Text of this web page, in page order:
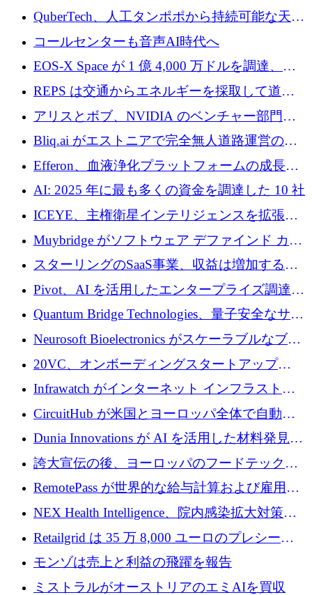
る: イノベーション リーダーが Nexus
Luxembourg 2026 に集まる理由
QuberTech、人工タンポポから持続可能な天然
ゴムを開発するために 340 万ポンドを調達
コールセンターも音声AI時代へ
EOS-X Space が 1 億 4,000 万ドルを調達、
Mistral が Emmi AI を買収、Bliq がエストニア
での完全無人道路運営を承認
REPS は交通からエネルギーを採取して道路
を発電所に変えるために 2,360 万ドルを調達
アリスとボブ、NVIDIA のベンチャー部門か
らの投資でシリーズ B を拡大
Bliq.ai がエストニアで完全無人道路運営の承
認を獲得
Efferon、血液浄化プラットフォームの成長に
250万ユーロを確保
AI: 2025 年に最も多くの資金を調達した 10 社
ICEYE、主権衛星インテリジェンスを拡張す
るために 3 億ユーロの信用枠を確保
Muybridge がソフトウェア デファインド カメ
ラ テクノロジーを拡張するためにシリーズ A
で 1,600 万ドルを調達
スターリングのSaaS事業、収益は増加するも
グループ利益は減少
Pivot、AI を活用したエンタープライズ調達プ
ラットフォームを拡大するために 4,000 万ド
ルを調達
Quantum Bridge Technologies、量子安全なサイ
バーセキュリティ インフラストラクチャの拡
張にシリーズ A で 800 万ドルを投入
Neurosoft Bioelectronics がスケーラブルなブレ
イン コンピューター インターフェイスのため
に 750 万ドルを調達
20VC、オンボーディングスタートアップ
Prelude へのシリーズ A 投資で 2,000 万ドルを
Infrawatch がインターネット インフラストラ
クチャ インテリジェンス向けに 300 万ドルの
プレシードを確保
CircuitHub が米国とヨーロッパ全体で自動電
子機器製造を拡大するために 2,800 万ドルを
Dunia Innovations が AI を活用した材料発見を
産業化するために 2 億 8,000 万ユーロのベル
リン GigaLab を発表
誇大宣伝の後、ヨーロッパのフードテックセ
クターはファンダメンタルズを中心に再構築
RemotePass が世界的な給与計算および雇用プ
ラットフォームを拡大するために 1,740 万ド
NEX Health Intelligence、院内感染拡大対策に
100万ユーロを確保
Retailgrid は 35 万 8,000 ユーロのプレシード
ラウンドで小売業のスプレッドシートをター
ゲットにしています
モンゾは売上と利益の飛躍を報告
ミストラルがオーストリアのエミAIを買収